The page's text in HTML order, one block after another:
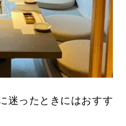
迷ったときにはおすす